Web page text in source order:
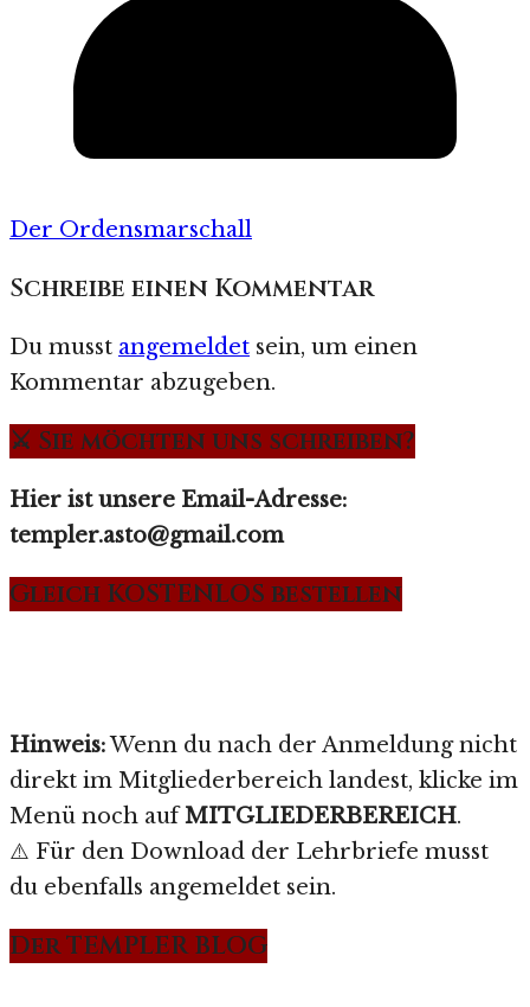
Der Ordensmarschall
Schreibe einen Kommentar
Du musst angemeldet sein, um einen
Kommentar abzugeben.
⚔️ Sie möchten uns schreiben?
Hier ist unsere Email-Adresse:
templer.asto@gmail.com
Gleich KOSTENLOS bestellen
Hinweis:Wenn du nach der Anmeldung nicht
direkt im Mitgliederbereich landest, klicke im
Menü noch aufMITGLIEDERBEREICH.
⚠️ Für den Download der Lehrbriefe musst
du ebenfalls angemeldet sein.
Der TEMPLER BLOG